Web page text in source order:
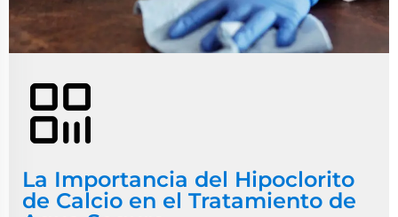
La Importancia del Hipoclorito
de Calcio en el Tratamiento de